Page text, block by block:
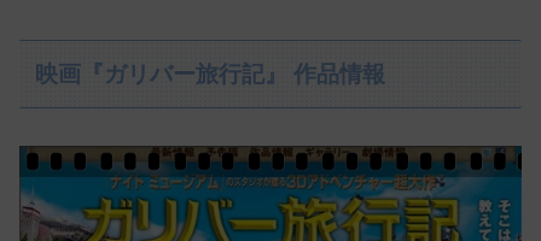
映画『ガリバー旅行記』 作品情報